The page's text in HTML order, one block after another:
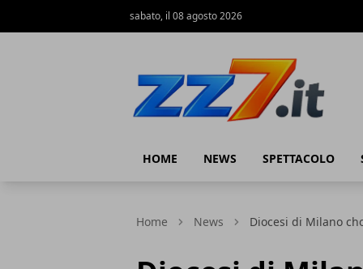
sabato, il 08 agosto 2026
HOME NEWS SPETTACOLO
Home News Diocesi di Milano